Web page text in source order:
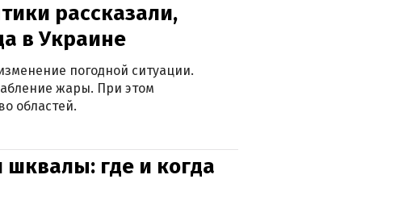
рассказали,
в Украине
погодной ситуации.
жары. При этом
областей.
где и когда